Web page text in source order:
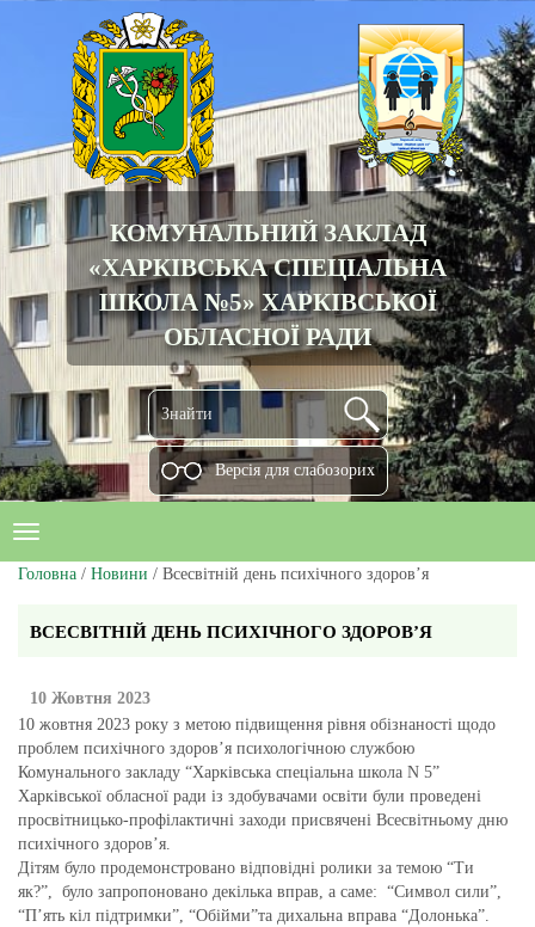
КОМУНАЛЬНИЙ ЗАКЛАД
«ХАРКІВСЬКА СПЕЦІАЛЬНА
ШКОЛА №5» ХАРКІВСЬКОЇ
ОБЛАСНОЇ РАДИ
Версiя для слабозорих
Головна / Новини / Всесвітній день психічного здоров’я
ВСЕСВІТНІЙ ДЕНЬ ПСИХІЧНОГО ЗДОРОВ’Я
10 Жовтня 2023
10 жовтня 2023 року з метою підвищення рівня обізнаності щодо
проблем психічного здоров’я психологічною службою
Комунального закладу “Харківська спеціальна школа N 5”
Харківської обласної ради із здобувачами освіти були проведені
просвітницько-профілактичні заходи присвячені Всесвітньому дню
психічного здоров’я.
Дітям було продемонстровано відповідні ролики за темою “Ти
як?”, було запропоновано декілька вправ, а саме: “Символ сили”,
“П’ять кіл підтримки”, “Обійми”та дихальна вправа “Долонька”.